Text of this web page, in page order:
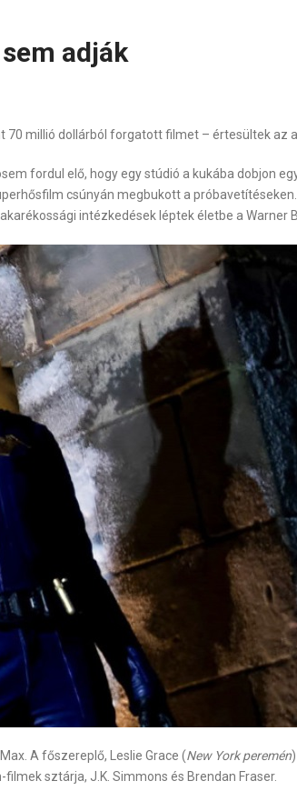
adják
70 millió dollárból forgatott filmet – értesültek az
fordul elő, hogy egy stúdió a kukába dobjon
csúnyán megbukott a
intézkedések léptek életbe a Warner
A főszereplő, Leslie Grace (New York peremén
sztárja, J.K. Simmons és Brendan Fraser.